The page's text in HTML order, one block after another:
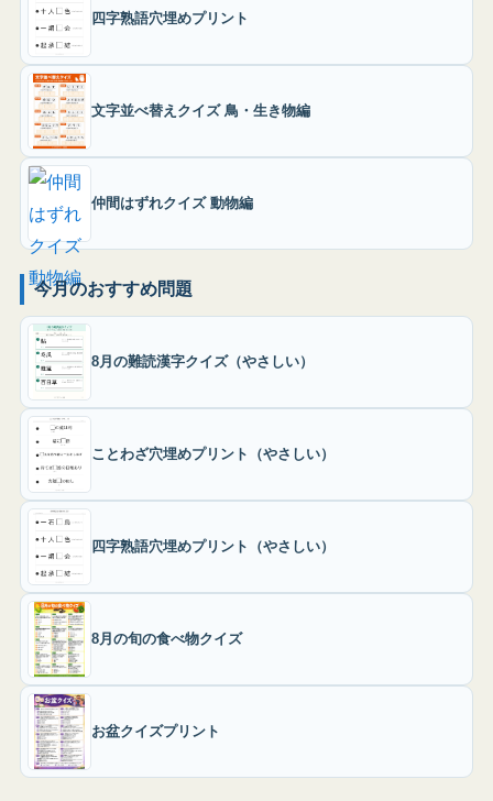
四字熟語穴埋めプリント
文字並べ替えクイズ 鳥・生き物編
仲間はずれクイズ 動物編
今月のおすすめ問題
8月の難読漢字クイズ（やさしい）
ことわざ穴埋めプリント（やさしい）
四字熟語穴埋めプリント（やさしい）
8月の旬の食べ物クイズ
お盆クイズプリント